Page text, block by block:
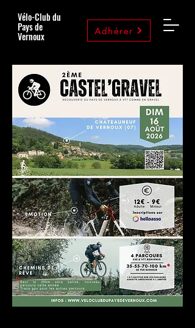
Vélo-Club du
Pays de
Vernoux Adhérer